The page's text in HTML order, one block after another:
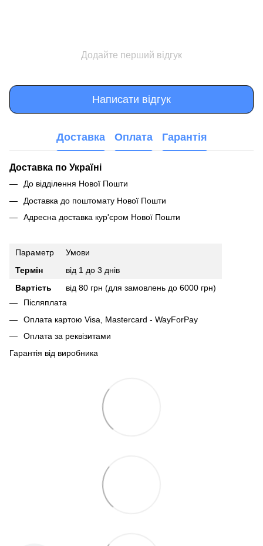
Додайте перший відгук
Написати відгук
Доставка Оплата Гарантія
Доставка по Україні
До відділення Нової Пошти
Доставка до поштомату Нової Пошти
Адресна доставка кур'єром Нової Пошти
Параметр
Умови
Термін
від 1 до 3 днів
Вартість
від 80 грн (для замовлень до 6000 грн)
Післяплата
Оплата картою Visa, Mastercard - WayForPay
Оплата за реквізитами
Гарантія від виробника